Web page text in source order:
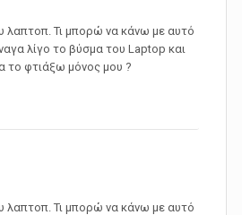
Τι μπορώ να κάνω με αυτό
λίγο το βύσμα του Laptop και
το φτιάξω μόνος μου ?
Τι μπορώ να κάνω με αυτό